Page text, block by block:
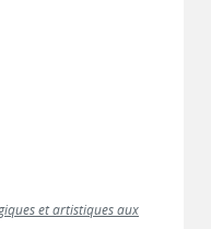
et artistiques aux